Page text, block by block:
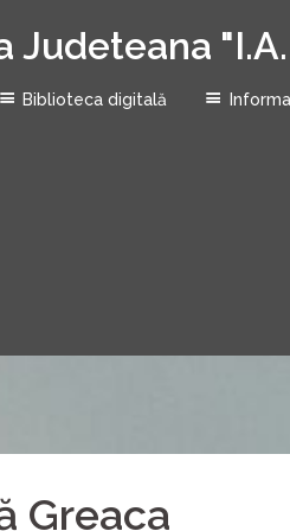
Judeteana
Biblioteca digitală
Greaca